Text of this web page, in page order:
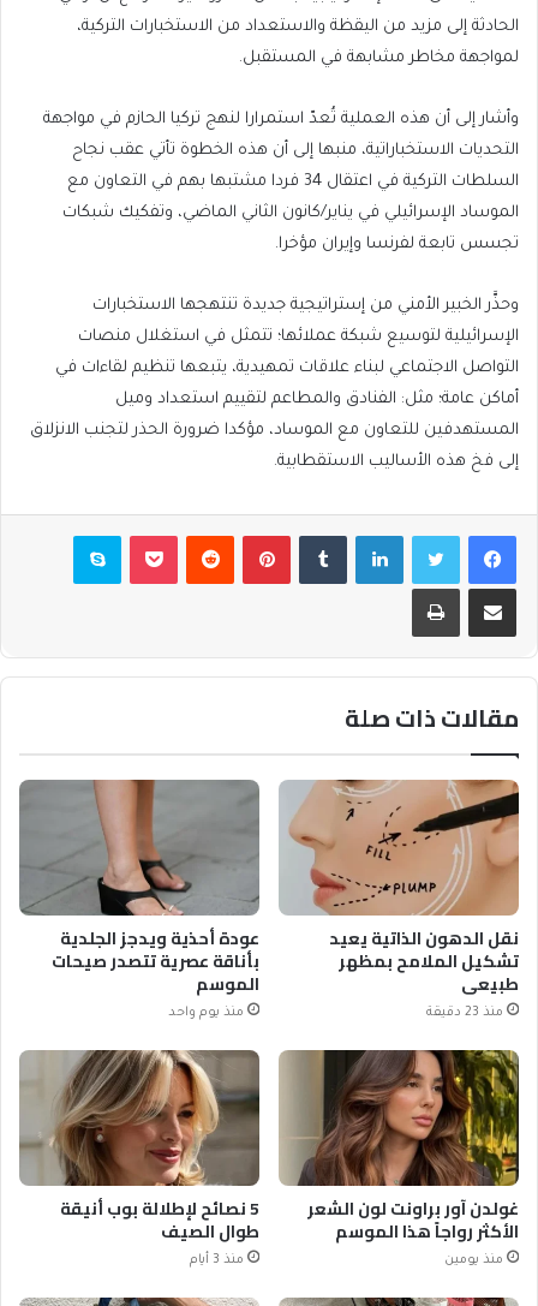
الحادثة إلى مزيد من اليقظة والاستعداد من الاستخبارات التركية،
لمواجهة مخاطر مشابهة في المستقبل.
وأشار إلى أن هذه العملية تُعدّ استمرارا لنهج تركيا الحازم في مواجهة
التحديات الاستخباراتية، منبها إلى أن هذه الخطوة تأتي عقب نجاح
السلطات التركية في اعتقال 34 فردا مشتبها بهم في التعاون مع
الموساد الإسرائيلي في يناير/كانون الثاني الماضي، وتفكيك شبكات
تجسس تابعة لفرنسا وإيران مؤخرا.
وحذَّر الخبير الأمني من إستراتيجية جديدة تنتهجها الاستخبارات
الإسرائيلية لتوسيع شبكة عملائها؛ تتمثل في استغلال منصات
التواصل الاجتماعي لبناء علاقات تمهيدية، يتبعها تنظيم لقاءات في
أماكن عامة؛ مثل: الفنادق والمطاعم لتقييم استعداد وميل
المستهدفين للتعاون مع الموساد، مؤكدا ضرورة الحذر لتجنب الانزلاق
إلى فخ هذه الأساليب الاستقطابية.
فيسبوكتويتر لينكدإن بينتيريست بوكيت سكايب
مشاركة عبر البريد طباعة
مقالات ذات صلة
نقل الدهون الذاتية يعيد
تشكيل الملامح بمظهر
طبيعي
منذ 23 دقيقة
عودة أحذية ويدجز الجلدية
بأناقة عصرية تتصدر صيحات
الموسم
منذ يوم واحد
غولدن آور براونت لون الشعر
الأكثر رواجاً هذا الموسم
منذ يومين
5 نصائح لإطلالة بوب أنيقة
طوال الصيف
منذ 3 أيام